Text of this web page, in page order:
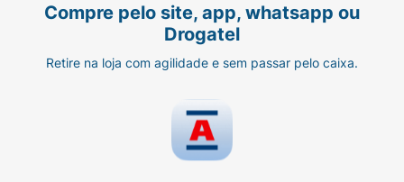
Higienizar a região com um lenço
Colocar a fralda embaixo do paciente
Colar as laterais da fralda.
Compre pelo site, app, whatsapp ou
Drogatel
Retire na loja com agilidade e sem passar pelo caixa.